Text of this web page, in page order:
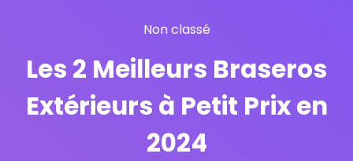
Non classé
Les 2 Meilleurs Braseros
Extérieurs à Petit Prix en
2024